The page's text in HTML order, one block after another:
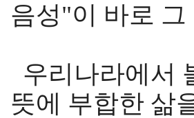
음성"이 바로 그
우리나라에서
뜻에 부합한 삶